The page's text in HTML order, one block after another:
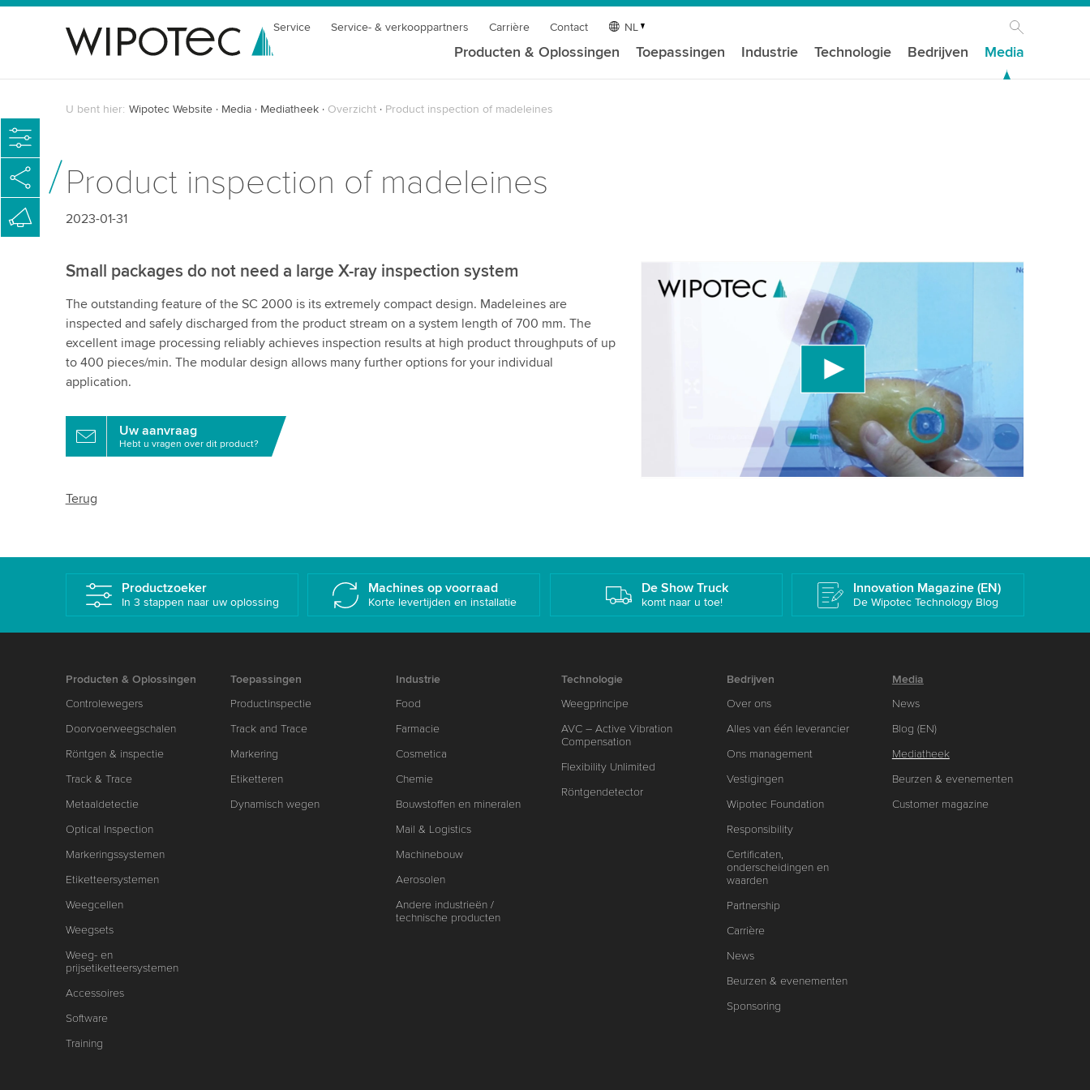
Service Service- & verkooppartners Carrière Contact NL
Producten & Oplossingen Toepassingen Industrie Technologie Bedrijven Media
U bent hier: Wipotec Website Media Mediatheek Overzicht Product inspection of madeleines
Product inspection of madeleines
2023-01-31
We hebben uw toestemming nodig om de YouTube-
We gebruiken een service van derden om videocontent in
te sluiten die gegevens over uw activiteit kan verzamelen.
Gelieve de details te bekijken en de service te accepteren
om deze video te bekijken.
Meer informatie
Small packages do not need a large X-ray inspection system
The outstanding feature of the SC 2000 is its extremely compact design. Madeleines are
inspected and safely discharged from the product stream on a system length of 700 mm. The
excellent image processing reliably achieves inspection results at high product throughputs of up
to 400 pieces/min. The modular design allows many further options for your individual
application.
Uw aanvraag
Hebt u vragen over dit product?
Terug
Productzoeker
In 3 stappen naar uw oplossing
Machines op voorraad
Korte levertijden en installatie
De Show Truck
komt naar u toe!
Innovation Magazine (EN)
De Wipotec Technology Blog
Producten & Oplossingen
Controlewegers
Doorvoerweegschalen
Röntgen & inspectie
Track & Trace
Metaaldetectie
Optical Inspection
Markeringssystemen
Etiketteersystemen
Weegcellen
Weegsets
Weeg- en
prijsetiketteersystemen
Accessoires
Software
Training
Toepassingen
Productinspectie
Track and Trace
Markering
Etiketteren
Dynamisch wegen
Industrie
Food
Farmacie
Cosmetica
Chemie
Bouwstoffen en mineralen
Mail & Logistics
Machinebouw
Aerosolen
Andere industrieën /
technische producten
Technologie
Weegprincipe
AVC – Active Vibration
Compensation
Flexibility Unlimited
Röntgendetector
Bedrijven
Over ons
Alles van één leverancier
Ons management
Vestigingen
Wipotec Foundation
Responsibility
Certificaten,
onderscheidingen en
waarden
Partnership
Carrière
News
Beurzen & evenementen
Sponsoring
Media
News
Blog (EN)
Mediatheek
Beurzen & evenementen
Customer magazine